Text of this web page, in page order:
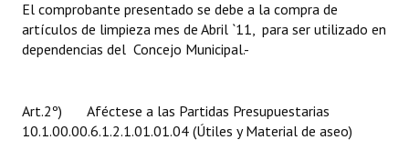
Huéspedes de Honor - Registro
Antiguos Pobladores - Registro
Bariloche, Municipio intercultural
El comprobante presentado se debe a la compra de
artículos de limpieza mes de Abril `11, para ser utilizado en
dependencias del Concejo Municipal.-
Art.2º) Aféctese a las Partidas Presupuestarias
10.1.00.00.6.1.2.1.01.01.04 (Útiles y Material de aseo)